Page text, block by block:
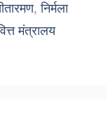
,निर्मला
मंत्रालय